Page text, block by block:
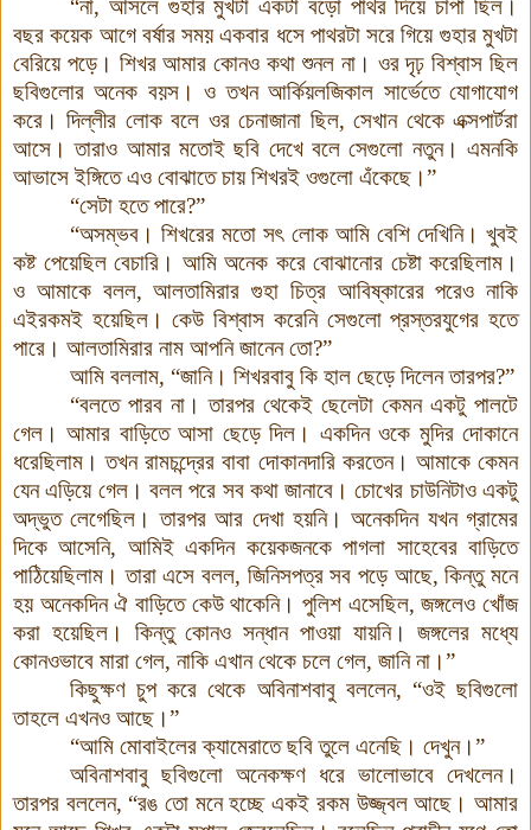
“না, আসলে গুহার মুখটা একটা বড়ো পাথর দিয়ে চাপা ছিল।
বছর কয়েক আগে বর্ষার সময় একবার ধসে পাথরটা সরে গিয়ে গুহার মুখটা
বেরিয়ে পড়ে। শিখর আমার কোনও কথা শুনল না। ওর দৃঢ় বিশ্বাস ছিল
ছবিগুলোর অনেক বয়স। ও তখন আর্কিয়লজিকাল সার্ভেতে যোগাযোগ
করে। দিল্লীর লোক বলে ওর চেনাজানা ছিল, সেখান থেকে এক্সপার্টরা
আসে। তারাও আমার মতোই ছবি দেখে বলে সেগুলো নতুন। এমনকি
আভাসে ইঙ্গিতে এও বোঝাতে চায় শিখরই ওগুলো এঁকেছে।”
“সেটা হতে পারে?”
“অসম্ভব। শিখরের মতো সৎ লোক আমি বেশি দেখিনি। খুবই
কষ্ট পেয়েছিল বেচারি। আমি অনেক করে বোঝানোর চেষ্টা করেছিলাম।
ও আমাকে বলল, আলতামিরার গুহা চিত্র আবিষ্কারের পরেও নাকি
এইরকমই হয়েছিল। কেউ বিশ্বাস করেনি সেগুলো প্রস্তরযুগের হতে
পারে। আলতামিরার নাম আপনি জানেন তো?”
আমি বললাম, “জানি। শিখরবাবু কি হাল ছেড়ে দিলেন তারপর?”
“বলতে পারব না। তারপর থেকেই ছেলেটা কেমন একটু পালটে
গেল। আমার বাড়িতে আসা ছেড়ে দিল । একদিন ওকে মুদির দোকানে
ধরেছিলাম। তখন রামচন্দ্রের বাবা দোকানদারি করতেন। আমাকে কেমন
যেন এড়িয়ে গেল। বলল পরে সব কথা জানাবে। চোখের চাউনিটাও একটু
অদ্ভুত লেগেছিল। তারপর আর দেখা হয়নি। অনেকদিন যখন গ্রামের
দিকে আসেনি, আমিই একদিন কয়েকজনকে পাগলা সাহেবের বাড়িতে
পাঠিয়েছিলাম। তারা এসে বলল, জিনিসপত্র সব পড়ে আছে, কিন্তু মনে
হয় অনেকদিন ঐ বাড়িতে কেউ থাকেনি।পুলিশ এসেছিল, জঙ্গলেও খোঁজ
করা হয়েছিল। কিন্তু কোনও সন্ধান পাওয়া যায়নি। জঙ্গলের মধ্যে
কোনওভাবে মারা গেল, নাকি এখান থেকে চলে গেল, জানি না।”
কিছুক্ষণ চুপ করে থেকে অবিনাশবাবু বললেন, “ওই ছবিগুলো
তাহলে এখনও আছে ।”
“আমি মোবাইলের ক্যামেরাতে ছবি তুলে এনেছি। দেখুন।”
অবিনাশবাবু ছবিগুলো অনেকক্ষণ ধরে ভালোভাবে দেখলেন।
তারপর বললেন, “রঙ তো মনে হচ্ছে একই রকম উজ্জ্বল আছে। আমার